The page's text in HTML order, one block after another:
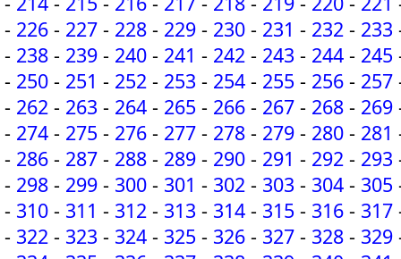
- 226 - 227 - 228 - 229 - 230 - 231 - 232 - 233
- 238 - 239 - 240 - 241 - 242 - 243 - 244 - 245
- 250 - 251 - 252 - 253 - 254 - 255 - 256 - 257
- 262 - 263 - 264 - 265 - 266 - 267 - 268 - 269
- 274 - 275 - 276 - 277 - 278 - 279 - 280 - 281
- 286 - 287 - 288 - 289 - 290 - 291 - 292 - 293
- 298 - 299 - 300 - 301 - 302 - 303 - 304 - 305
- 310 - 311 - 312 - 313 - 314 - 315 - 316 - 317
- 322 - 323 - 324 - 325 - 326 - 327 - 328 - 329